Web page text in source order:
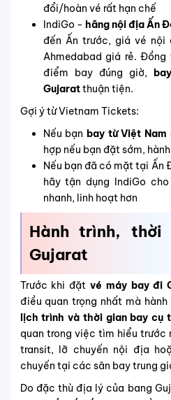
đổi/hoàn vé rất hạn chế
IndiGo - hãng nội địa Ấn
đến Ấn trước, giá vé nội
Ahmedabad giá rẻ.
điểm bay đúng giờ,bay
Gujaratthuận tiện.
Gợi ý từ Vietnam Tickets:
Nếu bạn bay từ Việt Nam
hợp nếu bạn đặt sớm,
Nếu bạn đã có mặt tại Ấn
hãy tận dụng IndiGo
nhanh, linh hoạt hơn
Hành trình,
Gujarat
Trước khi đặt vé máy bay đi
điều quan trọng nhất mà
lịch trình và thời gian bay cụ
quan trong việc tìm hiểu
transit, lỡ chuyến nội địa
chuyến tại các sân bay trung
Do đặc thù địa lý của bang